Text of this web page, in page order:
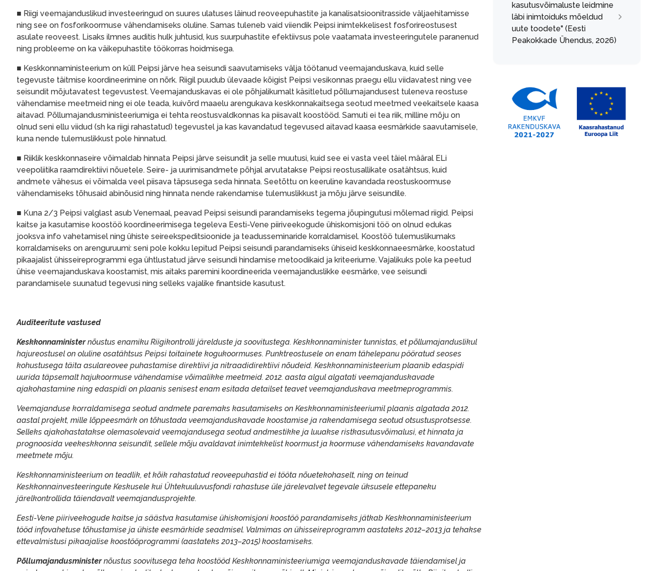
■ Riigi veemajanduslikud investeeringud on suures ulatuses läinud reoveepuhastite ja kanalisatsioonitrasside väljaehitamisse
ning see on fosforikoormuse vähendamiseks oluline. Samas tuleneb vaid viiendik Peipsi inimtekkelisest fosforireostusest
asulate reoveest. Lisaks ilmnes auditis hulk juhtusid, kus suurpuhastite efektiivsus pole vaatamata investeeringutele paranenud
ning probleeme on ka väikepuhastite töökorras hoidmisega.
■ Keskkonnaministeerium on küll Peipsi järve hea seisundi saavutamiseks välja töötanud veemajanduskava, kuid selle
tegevuste täitmise koordineerimine on nõrk. Riigil puudub ülevaade kõigist Peipsi vesikonnas praegu ellu viidavatest ning vee
seisundit mõjutavatest tegevustest. Veemajanduskavas ei ole põhjalikumalt käsitletud põllumajandusest tuleneva reostuse
vähendamise meetmeid ning ei ole teada, kuivõrd maaelu arengukava keskkonnakaitsega seotud meetmed veekaitsele kaasa
aitavad. Põllumajandusministeeriumiga ei tehta reostusvaldkonnas ka piisavalt koostööd. Samuti ei tea riik, milline mõju on
olnud seni ellu viidud (sh ka riigi rahastatud) tegevustel ja kas kavandatud tegevused aitavad kaasa eesmärkide saavutamisele,
kuna nende tulemuslikkust pole hinnatud.
■ Riiklik keskkonnaseire võimaldab hinnata Peipsi järve seisundit ja selle muutusi, kuid see ei vasta veel täiel määral ELi
veepoliitika raamdirektiivi nõuetele. Seire- ja uurimisandmete põhjal arvutatakse Peipsi reostusallikate osatähtsus, kuid
andmete vähesus ei võimalda veel piisava täpsusega seda hinnata. Seetõttu on keeruline kavandada reostuskoormuse
vähendamiseks tõhusaid abinõusid ning hinnata nende rakendamise tulemuslikkust ja mõju järve seisundile.
■ Kuna 2/3 Peipsi valglast asub Venemaal, peavad Peipsi seisundi parandamiseks tegema jõupingutusi mõlemad riigid. Peipsi
kaitse ja kasutamise koostöö koordineerimisega tegeleva Eesti-Vene piiriveekogude ühiskomisjoni töö on olnud edukas
jooksva info vahetamisel ning ühiste seireekspeditsioonide ja teadusseminaride korraldamisel. Koostöö tulemuslikumaks
korraldamiseks on arenguruumi: seni pole kokku lepitud Peipsi seisundi parandamiseks ühiseid keskkonnaeesmärke, koostatud
pikaajalist ühisseireprogrammi ega ühtlustatud järve seisundi hindamise metoodikaid ja kriteeriume. Vajalikuks pole ka peetud
ühise veemajanduskava koostamist, mis aitaks paremini koordineerida veemajanduslikke eesmärke, vee seisundi
parandamisele suunatud tegevusi ning selleks vajalike finantside kasutust.
Auditeeritute vastused
Keskkonnaministernõustus enamiku Riigikontrolli järelduste ja soovitustega. Keskkonnaminister tunnistas, et põllumajanduslikul
hajureostusel on oluline osatähtsus Peipsi toitainete kogukoormuses. Punktreostusele on enam tähelepanu pööratud seoses
kohustusega täita asulareovee puhastamise direktiivi ja nitraadidirektiivi nõudeid. Keskkonnaministeerium plaanib edaspidi
uurida täpsemalt hajukoormuse vähendamise võimalikke meetmeid. 2012. aasta algul algatati veemajanduskavade
ajakohastamine ning edaspidi on plaanis senisest enam esitada detailset teavet veemajanduskava meetmeprogrammis.
Veemajanduse korraldamisega seotud andmete paremaks kasutamiseks on Keskkonnaministeeriumil plaanis algatada 2012.
aastal projekt, mille lõppeesmärk on tõhustada veemajanduskavade koostamise ja rakendamisega seotud otsustusprotsesse.
Selleks ajakohastatakse olemasolevaid veemajandusega seotud andmestikke ja luuakse ristkasutusvõimalusi, et hinnata ja
prognoosida veekeskkonna seisundit, sellele mõju avaldavat inimtekkelist koormust ja koormuse vähendamiseks kavandavate
meetmete mõju.
Keskkonnaministeerium on teadlik, et kõik rahastatud reoveepuhastid ei tööta nõuetekohaselt, ning on teinud
Keskkonnainvesteeringute Keskusele kui Ühtekuuluvusfondi rahastuse üle järelevalvet tegevale üksusele ettepaneku
järelkontrollida täiendavalt veemajandusprojekte.
Eesti-Vene piiriveekogude kaitse ja säästva kasutamise ühiskomisjoni koostöö parandamiseks jätkab Keskkonnaministeerium
tööd infovahetuse tõhustamise ja ühiste eesmärkide seadmisel. Valmimas on ühisseireprogramm aastateks 2012–2013 ja tehakse
ettevalmistusi pikaajalise koostööprogrammi (aastateks 2013–2015) koostamiseks.
Põllumajandusministernõustus soovitusega teha koostööd Keskkonnaministeeriumiga veemajanduskavade täiendamisel ja
kasutusvõimaluste leidmine
läbi inimtoiduks mõeldud
uute toodete" (Eesti
Peakokkade Ühendus, 2026)